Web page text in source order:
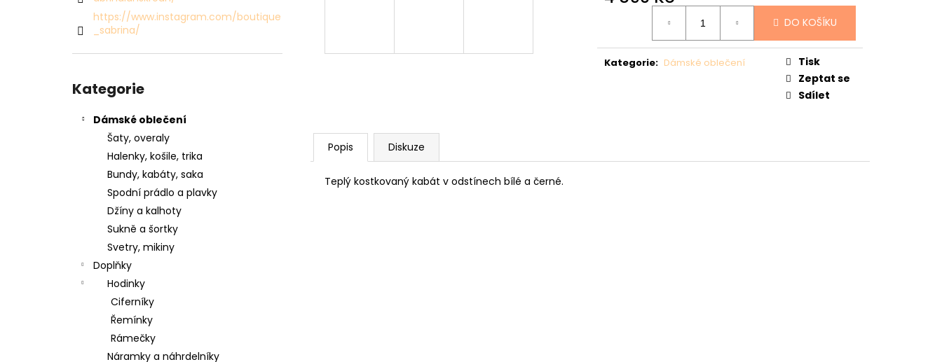
https://www.instagram.com/boutique
_sabrina/
kategorie
Kategorie
Dámské oblečení
Šaty, overaly
Halenky, košile, trika
Bundy, kabáty, saka
Spodní prádlo a plavky
Džíny a kalhoty
Sukně a šortky
Svetry, mikiny
Doplňky
Hodinky
Ciferníky
Řemínky
Rámečky
Náramky a náhrdelníky
DO KOŠÍKU
Kategorie: Dámské oblečení
Tisk
Zeptat se
Sdílet
Popis Diskuze
Teplý kostkovaný kabát v odstínech bílé a černé.
SVETR 015 - ZELENÝ
2 990 Kč
SVETR 013 - ŠEDÝ